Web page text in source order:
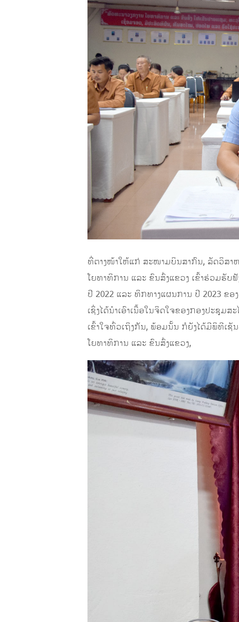
ທີ່ຕາງໜ້າໃຫ້ແກ່ ສະໜາມບິນສາກົນ, ລັດວິສາ
ໂຍທາທິການ ແລະ ຂົນສົ່ງແຂວງ ເຂົ້າຮ່ວມຮັບຟັ
ປີ 2022 ແລະ ທິກທາງແຜນການ ປີ 2023 ຂອງ
ເຊິ່ງໄດ້ນໍາເອົາເນື້ອໃນຈິດໃຈຂອງກອງປະຊຸມສ
ເຂົ້າໃຈທົ່ວເຖິງກັນ, ພ້ອມນັ້ນ ກໍຍັງໄດ້ມີພິທີເຊັ
ໂຍທາທິການ ແລະ ຂົນສົ່ງແຂວງ,